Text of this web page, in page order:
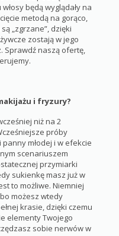
będą wyglądały na
metodą na gorąco,
„zgrzane”, dzięki
zostają w jego
Sprawdź naszą ofertę,
i fryzury?
niż na 2
próby
młodej i w efekcie
scenariuszem
przymiarki
sukienkę masz już w
to możliwe. Niemniej
możesz wtedy
krasie, dzięki czemu
elementy Twojego
sobie nerwów w